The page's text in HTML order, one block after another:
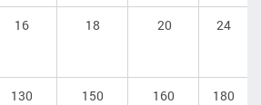
16 18 20 24
130 150 160 180